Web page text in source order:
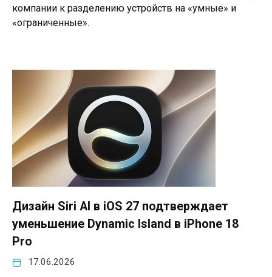
компании к разделению устройств на «умные» и
«ограниченные».
Дизайн Siri AI в iOS 27 подтверждает
уменьшение Dynamic Island в iPhone 18
Pro
17.06.2026